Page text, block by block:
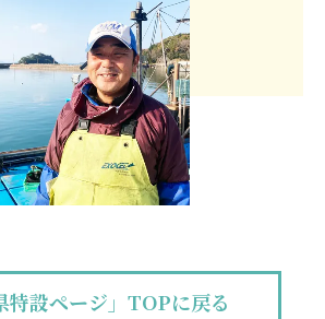
特設ページ」TOPに戻る